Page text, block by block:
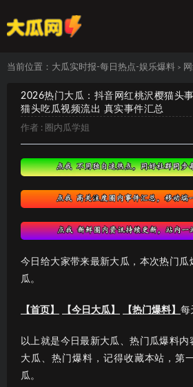
当前位置： 大瓜实时报-每日热点-娱乐爆料 >
2026热门大瓜：抖音网红桃沢樱猫头
猫头吃瓜视频流出 真实事件汇总
作者 : 圈内瓜学姐
今日给大家带来最新大瓜，本次热门瓜
瓜。
【首页】 【今日大瓜】 【热门爆料】 每
以上就是今日最新大瓜、热门瓜爆料
大瓜、热门爆料，记得收藏本站，第
瓜。